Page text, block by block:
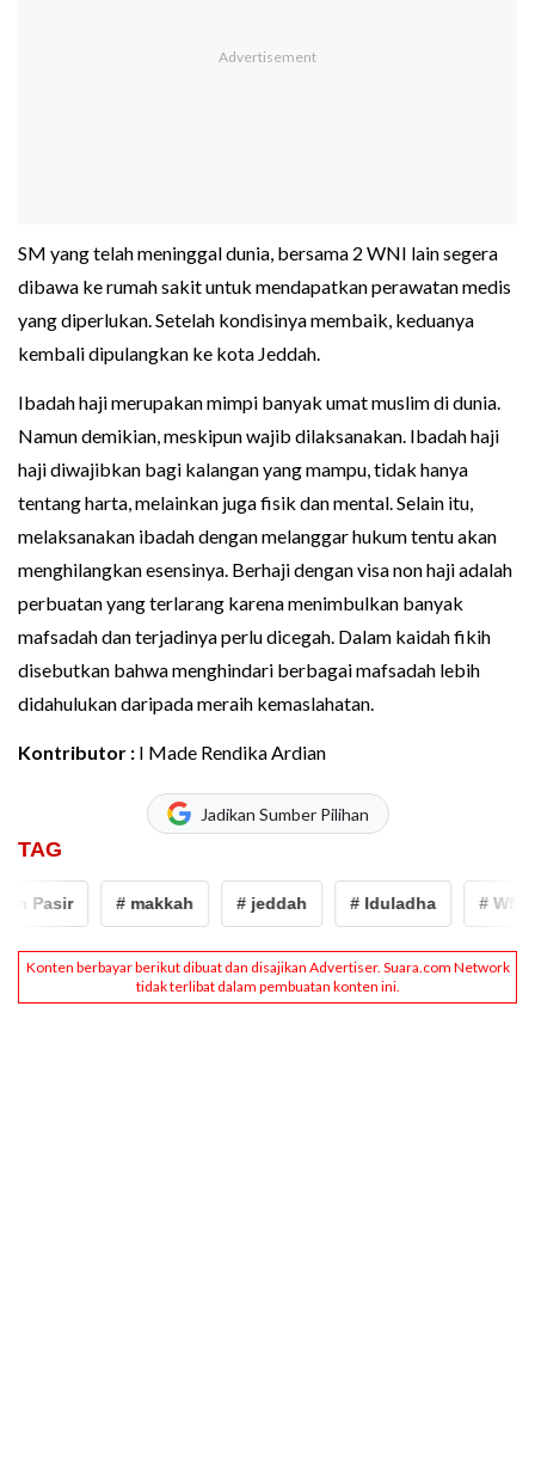
SM yang telah meninggal dunia, bersama 2 WNI lain segera
dibawa ke rumah sakit untuk mendapatkan perawatan medis
yang diperlukan. Setelah kondisinya membaik, keduanya
kembali dipulangkan ke kota Jeddah.
Ibadah haji merupakan mimpi banyak umat muslim di dunia.
Namun demikian, meskipun wajib dilaksanakan. Ibadah haji
haji diwajibkan bagi kalangan yang mampu, tidak hanya
tentang harta, melainkan juga fisik dan mental. Selain itu,
melaksanakan ibadah dengan melanggar hukum tentu akan
menghilangkan esensinya. Berhaji dengan visa non haji adalah
perbuatan yang terlarang karena menimbulkan banyak
mafsadah dan terjadinya perlu dicegah. Dalam kaidah fikih
disebutkan bahwa menghindari berbagai mafsadah lebih
didahulukan daripada meraih kemaslahatan.
Kontributor : I Made Rendika Ardian
Jadikan Sumber Pilihan
TAG
# makkah # jeddah # Iduladha # WNI